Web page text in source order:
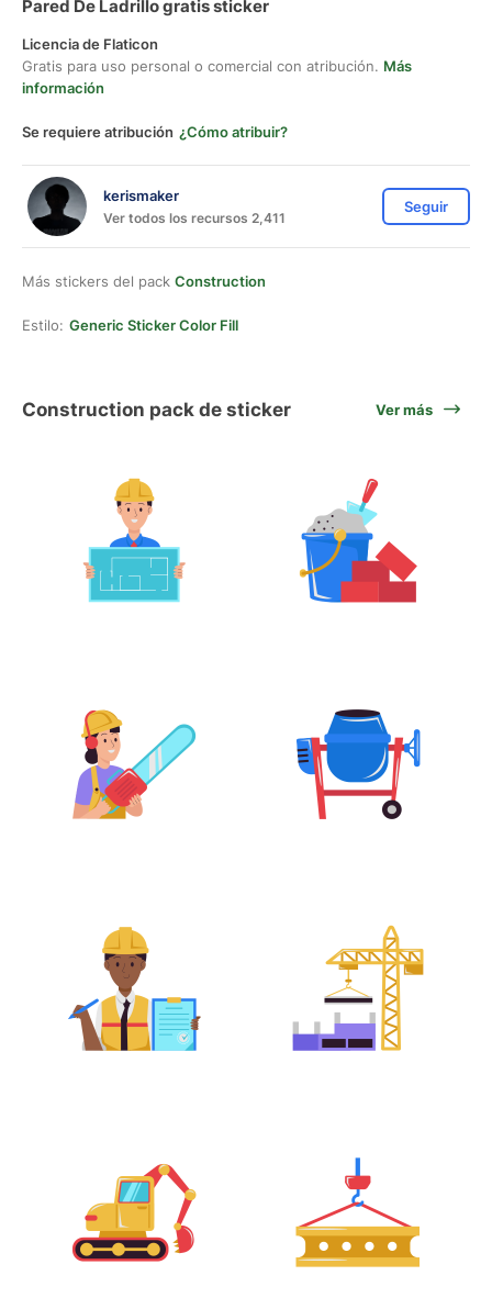
Pared De Ladrillo gratis sticker
Licencia de Flaticon
Gratis para uso personal o comercial con atribución. Más
información
Se requiere atribución ¿Cómo atribuir?
kerismaker
Ver todos los recursos 2,411
Seguir
Más stickers del pack Construction
Estilo: Generic Sticker Color Fill
Construction pack de sticker Ver más